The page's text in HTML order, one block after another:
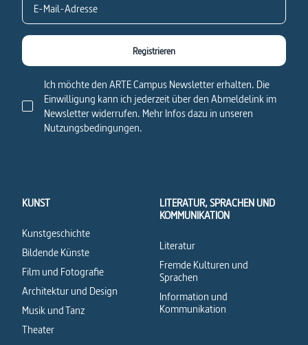
Ich möchte den ARTE Campus Newsletter erhalten. Die
Einwilligung kann ich jederzeit über den Abmeldelink im
Newsletter widerrufen. Mehr Infos dazu in unseren
Nutzungsbedingungen.
Registrieren
KUNST
Kunstgeschichte
Bildende Künste
Film und Fotografie
Architektur und Design
Musik und Tanz
Theater
LITERATUR, SPRACHEN UND
KOMMUNIKATION
Literatur
Fremde Kulturen und
Sprachen
Information und
Kommunikation